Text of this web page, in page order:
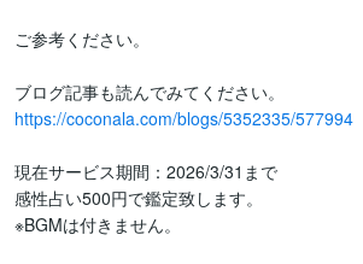
ご参考ください。
https://coconala.com/blogs/5352335/577994
現在サービス期間：2026/3/31まで
感性占い500円で鑑定致します。
※BGMは付きません。